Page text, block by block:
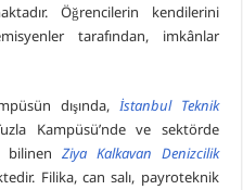
Öğrencilerin kendilerini
tarafından, imkânlar
dışında, İstanbul Teknik
Kampüsü’nde ve sektörde
bilinen Ziya Kalkavan Denizcilik
Filika, can salı, payroteknik